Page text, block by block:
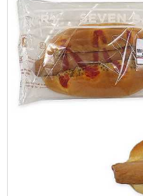
商品のご案内トップ
今週の新商品
来週の新商品
セール・キャンペーン
サービス
サービストップ
マルチコピー機でできること
企業情報